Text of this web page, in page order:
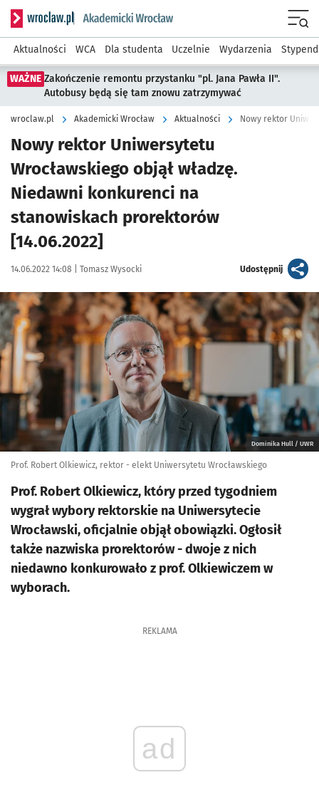
Serwis informacyjny wroclaw.pl podserwis: Akademicki
Aktualności WCA Dla studenta Uczelnie Wydarzenia
WAŻNE Zakończenie remontu przystanku "pl. Jana Pawła II".
Autobusy będą się tam znowu zatrzymywać
wroclaw.pl Akademicki Wrocław Aktualności
Nowy rektor Uniwersytetu
Wrocławskiego objął władzę.
Niedawni konkurenci na
stanowiskach prorektorów
[14.06.2022]
Data publikacji:
14.06.2022 14:08 | Autor:
Tomasz Wysocki Udostępnijartykuł
Kliknij, aby powiększyć
Dominika Hull / UWR
Prof. Robert Olkiewicz, rektor - elekt Uniwersytetu Wrocławskiego
Prof. Robert Olkiewicz, który przed tygodniem
wygrał wybory rektorskie na Uniwersytecie
Wrocławski, oficjalnie objął obowiązki. Ogłosił
także nazwiska prorektorów - dwoje z nich
niedawno konkurowało z prof. Olkiewiczem w
wyborach.
REKLAMA
ad